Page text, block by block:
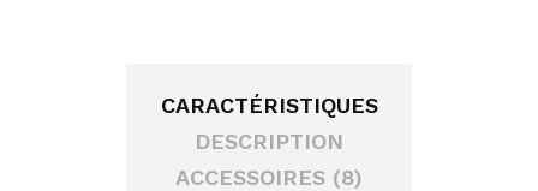
CARACTÉRISTIQUES
DESCRIPTION
ACCESSOIRES (8)